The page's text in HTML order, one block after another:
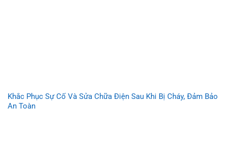
Khắc Phục Sự Cố Và Sửa Chữa Điện Sau Khi Bị Cháy, Đảm Bảo
An Toàn